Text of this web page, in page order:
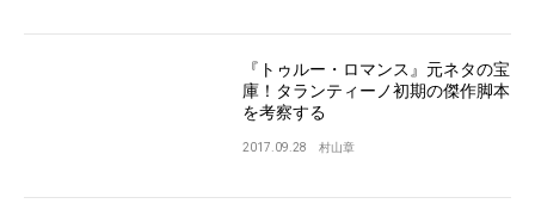
『トゥルー・ロマンス』元ネタの宝
庫！タランティーノ初期の傑作脚本
を考察する
2017.09.28 村山章